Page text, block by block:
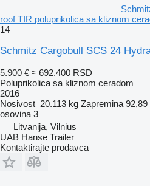
roof TIR poluprikolica sa kliznom
14
Schmitz Cargobull SCS 24
5.900 € ≈ 692.400 RSD
Poluprikolica sa kliznom ceradom
2016
Nosivost 20.113 kg Zapremina 92,89
osovina 3
Litvanija, Vilnius
UAB Hanse Trailer
Kontaktirajte prodavca